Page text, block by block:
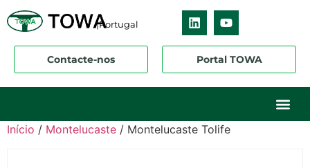
|Portugal
Contacte-nos Portal TOWA
Início / Montelucaste / Montelucaste Tolife